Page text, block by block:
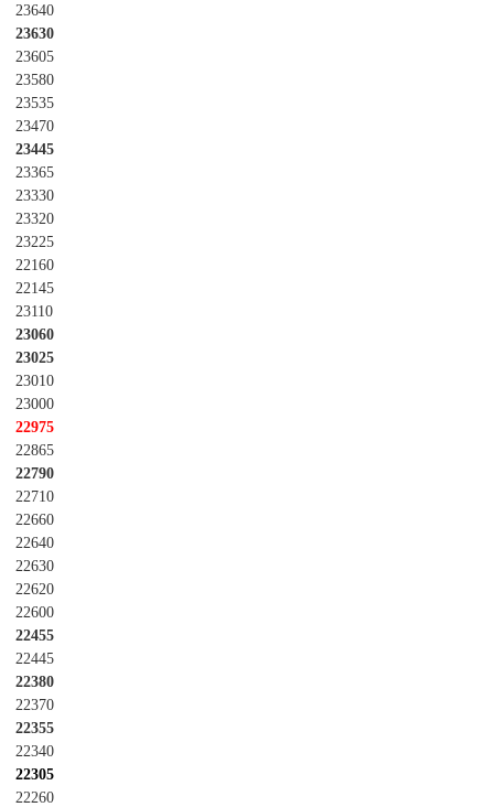
23640
23630
23605
23580
23535
23470
23445
23365
23330
23320
23225
22160
22145
23110
23060
23025
23010
23000
22975
22865
22790
22710
22660
22640
22630
22620
22600
22455
22445
22380
22370
22355
22340
22305
22260